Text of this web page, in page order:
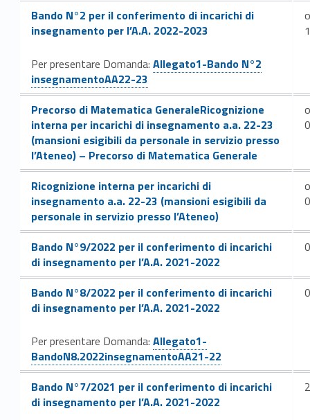
Link identifier #identifier__22046-78
Bando N°2 per il conferimento di incarichi di
insegnamento per l’A.A. 2022-2023
Per presentare Domanda: Link identifier #identifier__62209-79
Allegato1-Bando N°2
insegnamentoAA22-23
Link identifier #identifier__50385-81
Precorso di Matematica GeneraleRicognizione
interna per incarichi di insegnamento a.a. 22-23
(mansioni esigibili da personale in servizio presso
l’Ateneo) – Precorso di Matematica Generale
Link identifier #identifier__183937-82
Ricognizione interna per incarichi di
insegnamento a.a. 22-23 (mansioni esigibili da
personale in servizio presso l’Ateneo)
Link identifier #identifier__103026-83
Bando N°9/2022 per il conferimento di incarichi
di insegnamento per l’A.A. 2021-2022
Link identifier #identifier__159036-85
Bando N°8/2022 per il conferimento di incarichi
di insegnamento per l’A.A. 2021-2022
Per presentare Domanda: Link identifier #identifier__195451-86
Allegato1-
BandoN8.2022insegnamentoAA21-22
Link identifier #identifier__86509-88
Bando N°7/2021 per il conferimento di incarichi
di insegnamento per l’A.A. 2021-2022